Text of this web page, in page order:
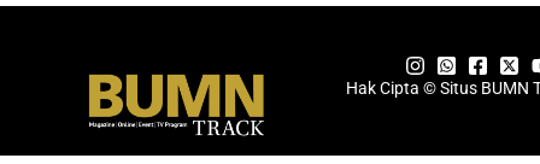
Hak Cipta © Situs BUMN